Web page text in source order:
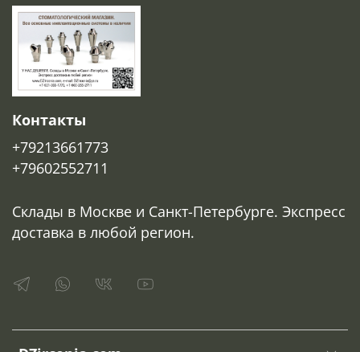
Контакты
+79213661773
+79602552711
Склады в Москве и Санкт-Петербурге. Экспресс
доставка в любой регион.